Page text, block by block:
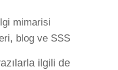
mimarisi
blog ve SSS
ilgili de